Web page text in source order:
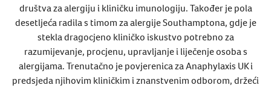
društva za alergiju i kliničku imunologiju. Također je pola
desetljeća radila s timom za alergije Southamptona, gdje je
stekla dragocjeno kliničko iskustvo potrebno za
razumijevanje, procjenu, upravljanje i liječenje osoba s
alergijama. Trenutačno je povjerenica za Anaphylaxis UK i
predsjeda njihovim kliničkim i znanstvenim odborom, držeći